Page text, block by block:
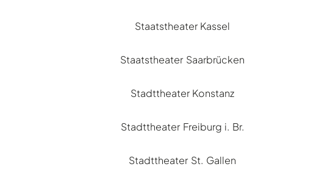
Staatstheater Kassel
Staatstheater Saarbrücken
Stadttheater Konstanz
Stadttheater Freiburg i. Br.
Stadttheater St. Gallen